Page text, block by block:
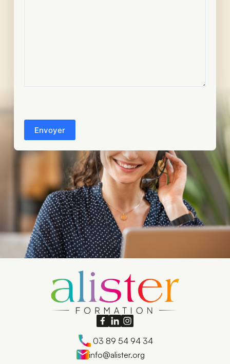
03 89 54 94 34
info@alister.org